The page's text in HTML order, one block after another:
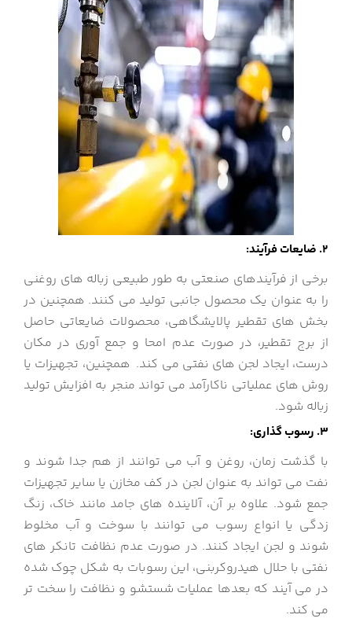
2. ضایعات فرآیند:
برخی از فرآیندهای صنعتی به طور طبیعی زباله های روغنی
را به عنوان یک محصول جانبی تولید می کنند. همچنین در
بخش های تقطیر پالایشگاهی، محصولات ضایعاتی حاصل
از برج تقطیر، در صورت عدم امحا و جمع آوری در مکان
درست، ایجاد لجن های نفتی می کند. همچنین، تجهیزات یا
روش های عملیاتی ناکارآمد می تواند منجر به افزایش تولید
زباله شود.
3. رسوب گذاری:
با گذشت زمان، روغن و آب می توانند از هم جدا شوند و
نفت می تواند به عنوان لجن در کف مخازن یا سایر تجهیزات
جمع شود. علاوه بر آن،آلاینده های جامد مانند خاک، زنگ
زدگی یا انواع رسوب می توانند با سوخت و آب مخلوط
شوند و لجن ایجاد کنند. در صورت عدم نظافت تانکر های
نفتی با حلال هیدروکربنی، این رسوبات به شکل چوک شده
در می آیند که بعدها عملیات شستشو و نظافت را سخت تر
می کند.